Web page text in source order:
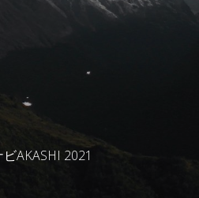
AKASHI 2021